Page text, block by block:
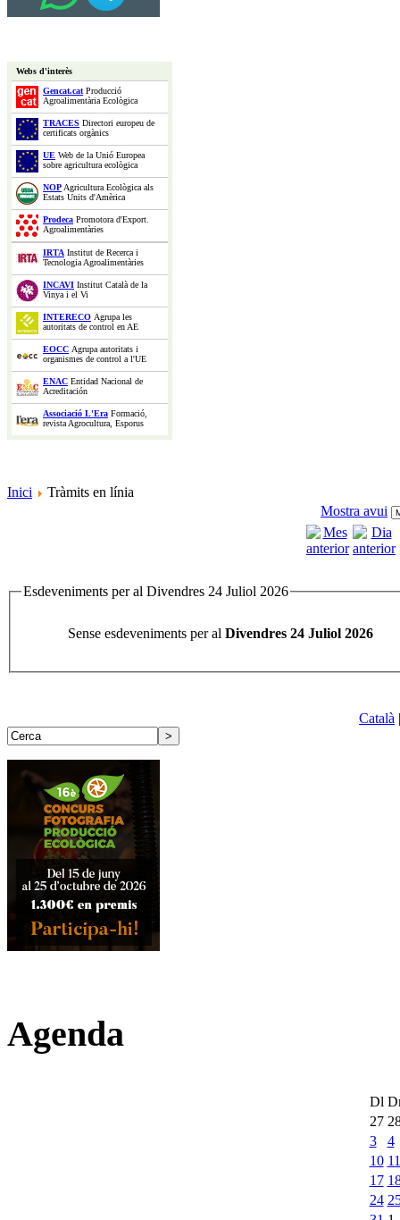
Webs d'interès
Gencat.catProducció
Agroalimentària Ecològica
TRACES Directori europeu de
certificats orgànics
UE Web de la Unió Europea
sobre agricultura ecològica
NOPAgricultura Ecològica als
Estats Units d'Amèrica
Prodeca Promotora d'Export.
Agroalimentàries
IRTA Institut de Recerca i
Tecnologia Agroalimentàries
INCAVI Institut Català de la
Vinya i el Vi
INTERECO Agrupa les
autoritats de control en AE
EOCC Agrupa autoritats i
organismes de control a l'UE
ENAC Entidad Nacional de
Acreditación
Associació L'Era Formació,
revista Agrocultura, Esporus
Inici
Tràmits en línia
Mostra avui
Esdeveniments per al Divendres 24 Juliol 2026
Sense esdeveniments per al Divendres 24 Juliol 2026
Català
Agenda
Dl
27
3
4
10 11
17
24